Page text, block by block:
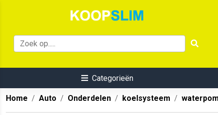
Categorieën
Home Auto Onderdelen koelsysteem